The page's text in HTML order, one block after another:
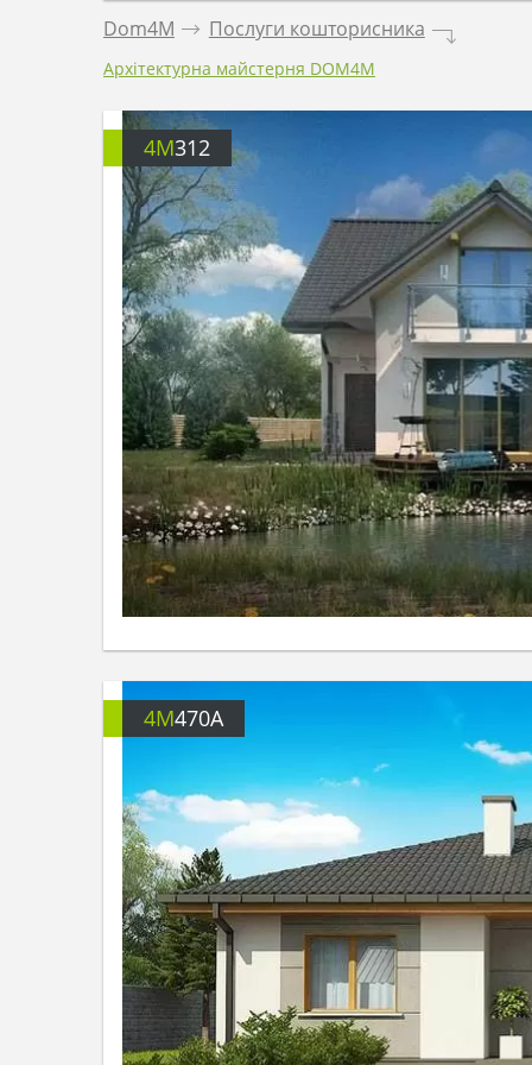
Dom4M . Послуги кошторисника .
Архітектурна майстерня DOM4M
4M312
4M470A